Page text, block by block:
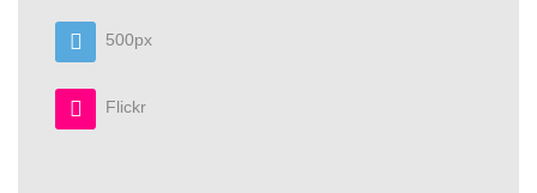
500px
Flickr